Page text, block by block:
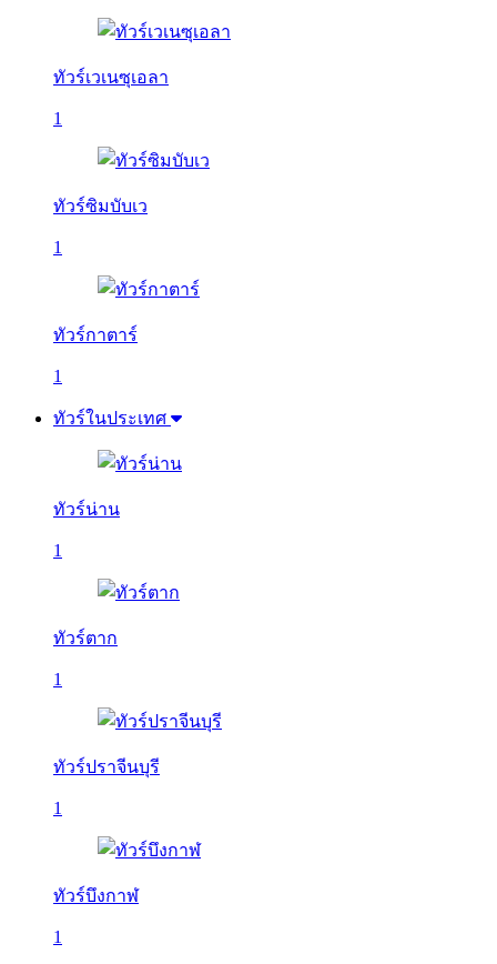
ทัวร์เวเนซุเอลา
1
ทัวร์ซิมบับเว
1
ทัวร์กาตาร์
1
ทัวร์ในประเทศ
ทัวร์น่าน
1
ทัวร์ตาก
1
ทัวร์ปราจีนบุรี
1
ทัวร์บึงกาฬ
1